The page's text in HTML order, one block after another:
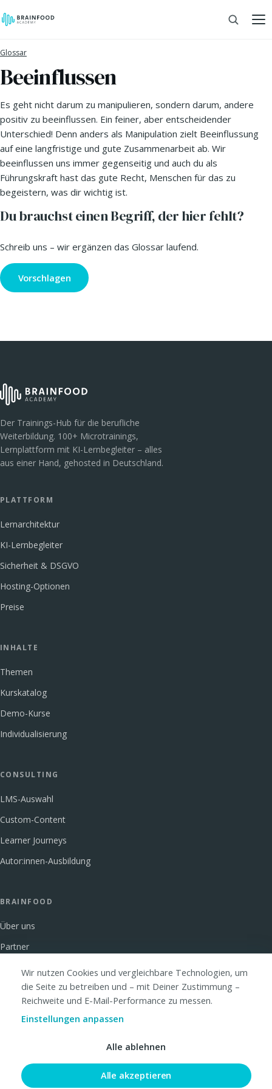
Glossar
Beeinflussen
Es geht nicht darum zu manipulieren, sondern darum, andere
positiv zu beeinflussen. Ein feiner, aber entscheidender
Unterschied! Denn anders als Manipulation zielt Beeinflussung
auf eine langfristige und gute Zusammenarbeit ab. Wir
beeinflussen uns immer gegenseitig und auch du als
Führungskraft hast das gute Recht, Menschen für das zu
begeistern, was dir wichtig ist.
Du brauchst einen Begriff, der hier fehlt?
Schreib uns – wir ergänzen das Glossar laufend.
Vorschlagen
Der Trainings-Hub für die berufliche
Weiterbildung. 100+ Microtrainings,
Lernplattform mit KI-Lernbegleiter – alles
aus einer Hand, gehosted in Deutschland.
PLATTFORM
Lernarchitektur
KI-Lernbegleiter
Sicherheit & DSGVO
Hosting-Optionen
Preise
INHALTE
Themen
Kurskatalog
Demo-Kurse
Individualisierung
CONSULTING
LMS-Auswahl
Custom-Content
Learner Journeys
Autor:innen-Ausbildung
BRAINFOOD
Über uns
Partner
Glossar
© 2026 Brainfood Academy GmbH · Hamburg
Impressum
Cookie-Einstellungen
Wir nutzen Cookies und vergleichbare Technologien, um
die Seite zu betreiben und – mit Deiner Zustimmung –
Reichweite und E-Mail-Performance zu messen.
Einstellungen anpassen
Alle ablehnen
Alle akzeptieren